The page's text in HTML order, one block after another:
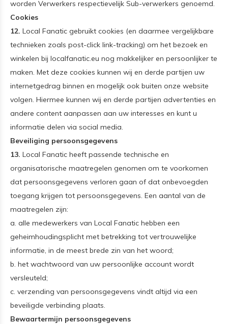
worden Verwerkers respectievelijk Sub-verwerkers genoemd.
Cookies
12. Local Fanatic gebruikt cookies (en daarmee vergelijkbare
technieken zoals post-click link-tracking) om het bezoek en
winkelen bij localfanatic.eu nog makkelijker en persoonlijker te
maken. Met deze cookies kunnen wij en derde partijen uw
internetgedrag binnen en mogelijk ook buiten onze website
volgen. Hiermee kunnen wij en derde partijen advertenties en
andere content aanpassen aan uw interesses en kunt u
informatie delen via social media.
Beveiliging persoonsgegevens
13. Local Fanatic heeft passende technische en
organisatorische maatregelen genomen om te voorkomen
dat persoonsgegevens verloren gaan of dat onbevoegden
toegang krijgen tot persoonsgegevens. Een aantal van de
maatregelen zijn:
a. alle medewerkers van Local Fanatic hebben een
geheimhoudingsplicht met betrekking tot vertrouwelijke
informatie, in de meest brede zin van het woord;
b. het wachtwoord van uw persoonlijke account wordt
versleuteld;
c. verzending van persoonsgegevens vindt altijd via een
beveiligde verbinding plaats.
Bewaartermijn persoonsgegevens